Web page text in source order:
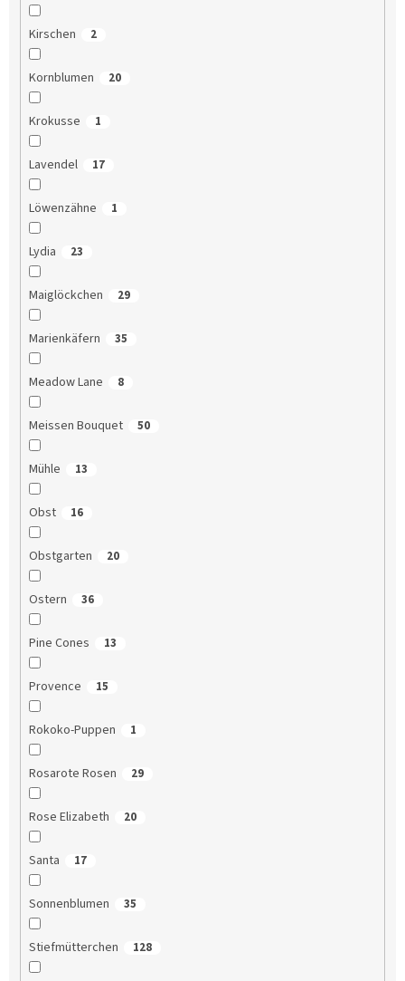
Kirschen 2
Kornblumen 20
Krokusse 1
Lavendel 17
Löwenzähne 1
Lydia 23
Maiglöckchen 29
Marienkäfern 35
Meadow Lane 8
Meissen Bouquet 50
Mühle 13
Obst 16
Obstgarten 20
Ostern 36
Pine Cones 13
Provence 15
Rokoko-Puppen 1
Rosarote Rosen 29
Rose Elizabeth 20
Santa 17
Sonnenblumen 35
Stiefmütterchen 128